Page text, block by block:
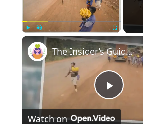
Unmute Fullscreen
P
The Insider’s Guide: 5 Ways to Get to Know the Real Uganda
Watch on